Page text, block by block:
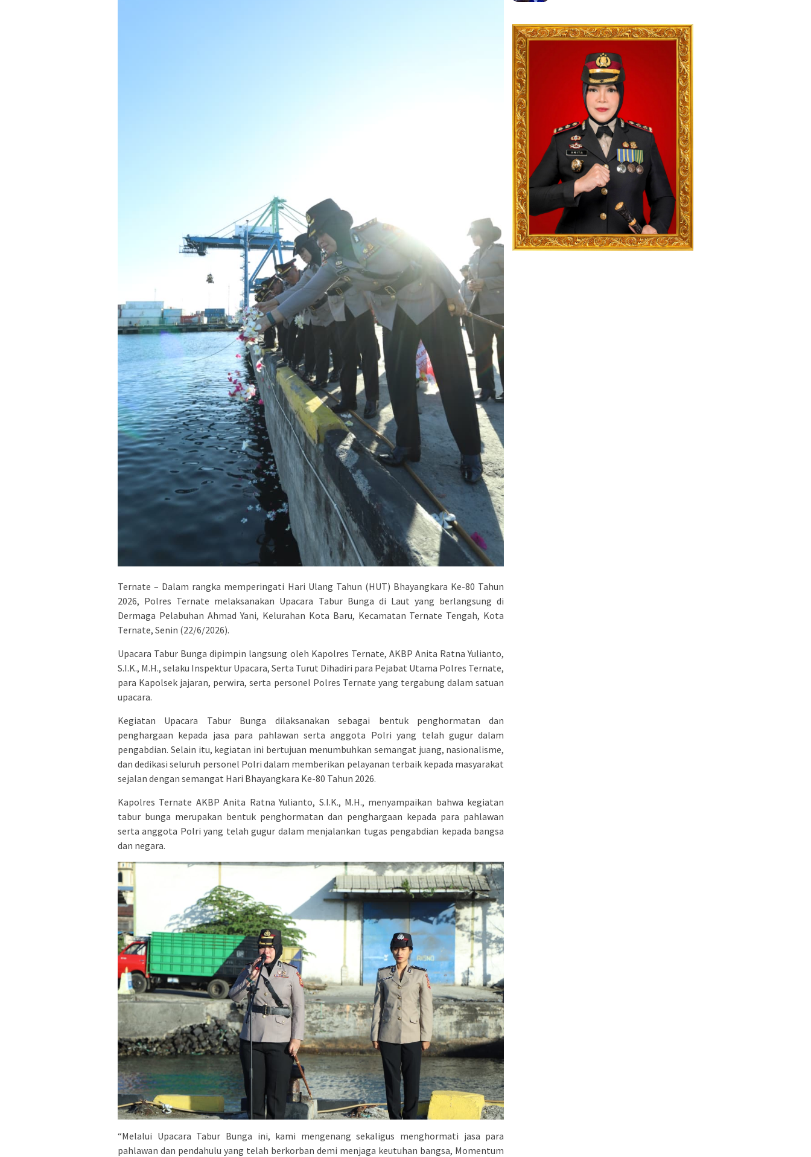
Ternate – Dalam rangka memperingati Hari Ulang Tahun (HUT) Bhayangkara Ke-80 Tahun
2026, Polres Ternate melaksanakan Upacara Tabur Bunga di Laut yang berlangsung di
Dermaga Pelabuhan Ahmad Yani, Kelurahan Kota Baru, Kecamatan Ternate Tengah, Kota
Ternate, Senin (22/6/2026).
Upacara Tabur Bunga dipimpin langsung oleh Kapolres Ternate, AKBP Anita Ratna Yulianto,
S.I.K., M.H., selaku Inspektur Upacara, Serta Turut Dihadiri para Pejabat Utama Polres Ternate,
para Kapolsek jajaran, perwira, serta personel Polres Ternate yang tergabung dalam satuan
upacara.
Kegiatan Upacara Tabur Bunga dilaksanakan sebagai bentuk penghormatan dan
penghargaan kepada jasa para pahlawan serta anggota Polri yang telah gugur dalam
pengabdian. Selain itu, kegiatan ini bertujuan menumbuhkan semangat juang, nasionalisme,
dan dedikasi seluruh personel Polri dalam memberikan pelayanan terbaik kepada masyarakat
sejalan dengan semangat Hari Bhayangkara Ke-80 Tahun 2026.
Kapolres Ternate AKBP Anita Ratna Yulianto, S.I.K., M.H., menyampaikan bahwa kegiatan
tabur bunga merupakan bentuk penghormatan dan penghargaan kepada para pahlawan
serta anggota Polri yang telah gugur dalam menjalankan tugas pengabdian kepada bangsa
dan negara.
“Melalui Upacara Tabur Bunga ini, kami mengenang sekaligus menghormati jasa para
pahlawan dan pendahulu yang telah berkorban demi menjaga keutuhan bangsa, Momentum